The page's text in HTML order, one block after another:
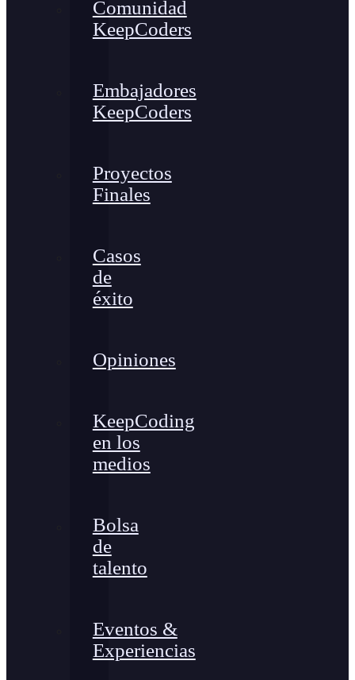
Comunidad
KeepCoders
Embajadores
KeepCoders
Proyectos
Finales
Casos
de
éxito
Opiniones
KeepCoding
en los
medios
Bolsa
de
talento
Eventos &
Experiencias